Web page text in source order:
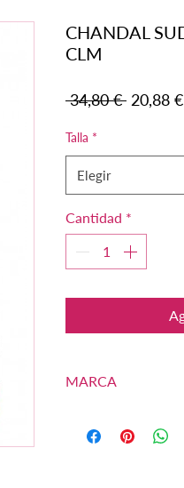
CHANDAL
CLM
34,80 € Precio
20,88 €
Talla *
Elegir
Cantidad *
MARCA